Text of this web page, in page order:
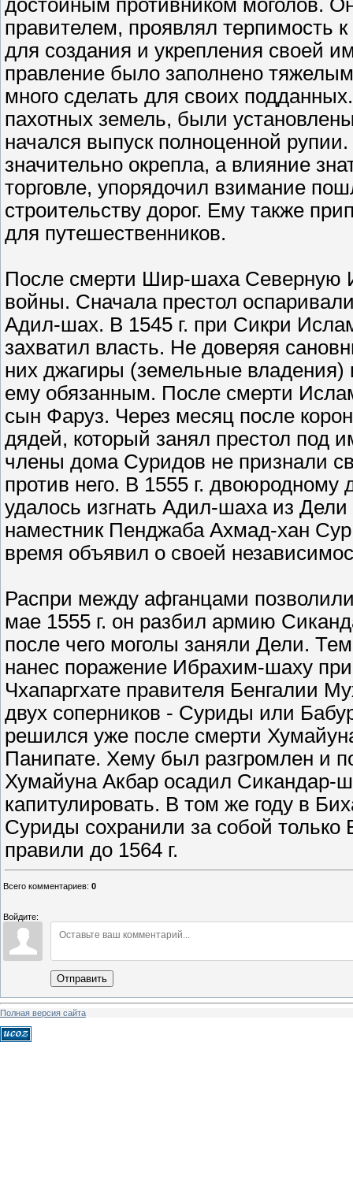
достойным противником моголов.
правителем, проявлял терпимость
для создания и укрепления своей
правление было заполнено
много сделать для своих
пахотных земель, были
начался выпуск полноценной
значительно окрепла, а влияние
торговле, упорядочил взимание
строительству дорог. Ему также
для путешественников.
После смерти Шир-шаха Северную
войны. Сначала престол
Адил-шах. В 1545 г. при Сикри
захватил власть. Не доверяя
них джагиры (земельные
ему обязанным. После смерти
сын Фаруз. Через месяц после
дядей, который занял престол
члены дома Суридов не признали
против него. В 1555 г.
удалось изгнать Адил-шаха из Дели
наместник Пенджаба Ахмад-хан
время объявил о своей
Распри между афганцами
мае 1555 г. он разбил армию
после чего моголы заняли Дели.
нанес поражение Ибрахим-шаху
Чхапаргхате правителя Бенгалии
двух соперников - Суриды или
решился уже после смерти
Панипате. Хему был разгромлен и
Хумайуна Акбар осадил Сикандар-
капитулировать. В том же году в
Суриды сохранили за собой только
правили до 1564 г.
Всего комментариев: 0
Войдите:
Отправить
Полная версия сайта